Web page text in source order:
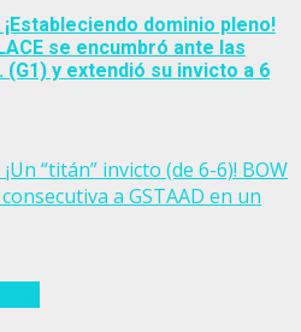
dominio pleno!
se encumbró ante las
(G1) y extendió su invicto a 6
“titán” invicto (de 6-6)! BOW
a GSTAAD en un